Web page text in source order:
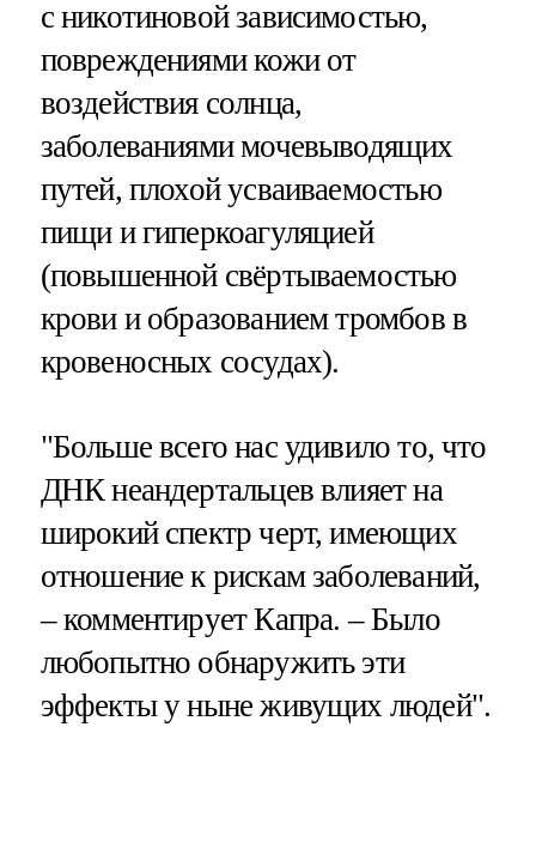
с никотиновой зависимостью,
повреждениями кожи от
воздействия солнца,
заболеваниями мочевыводящих
путей, плохой усваиваемостью
пищи и гиперкоагуляцией
(повышенной свёртываемостью
крови и образованием тромбов в
кровеносных сосудах).
"Больше всего нас удивило то, что
ДНК неандертальцев влияет на
широкий спектр черт, имеющих
отношение к рискам заболеваний,
– комментирует Капра. – Было
любопытно обнаружить эти
эффекты у ныне живущих людей".